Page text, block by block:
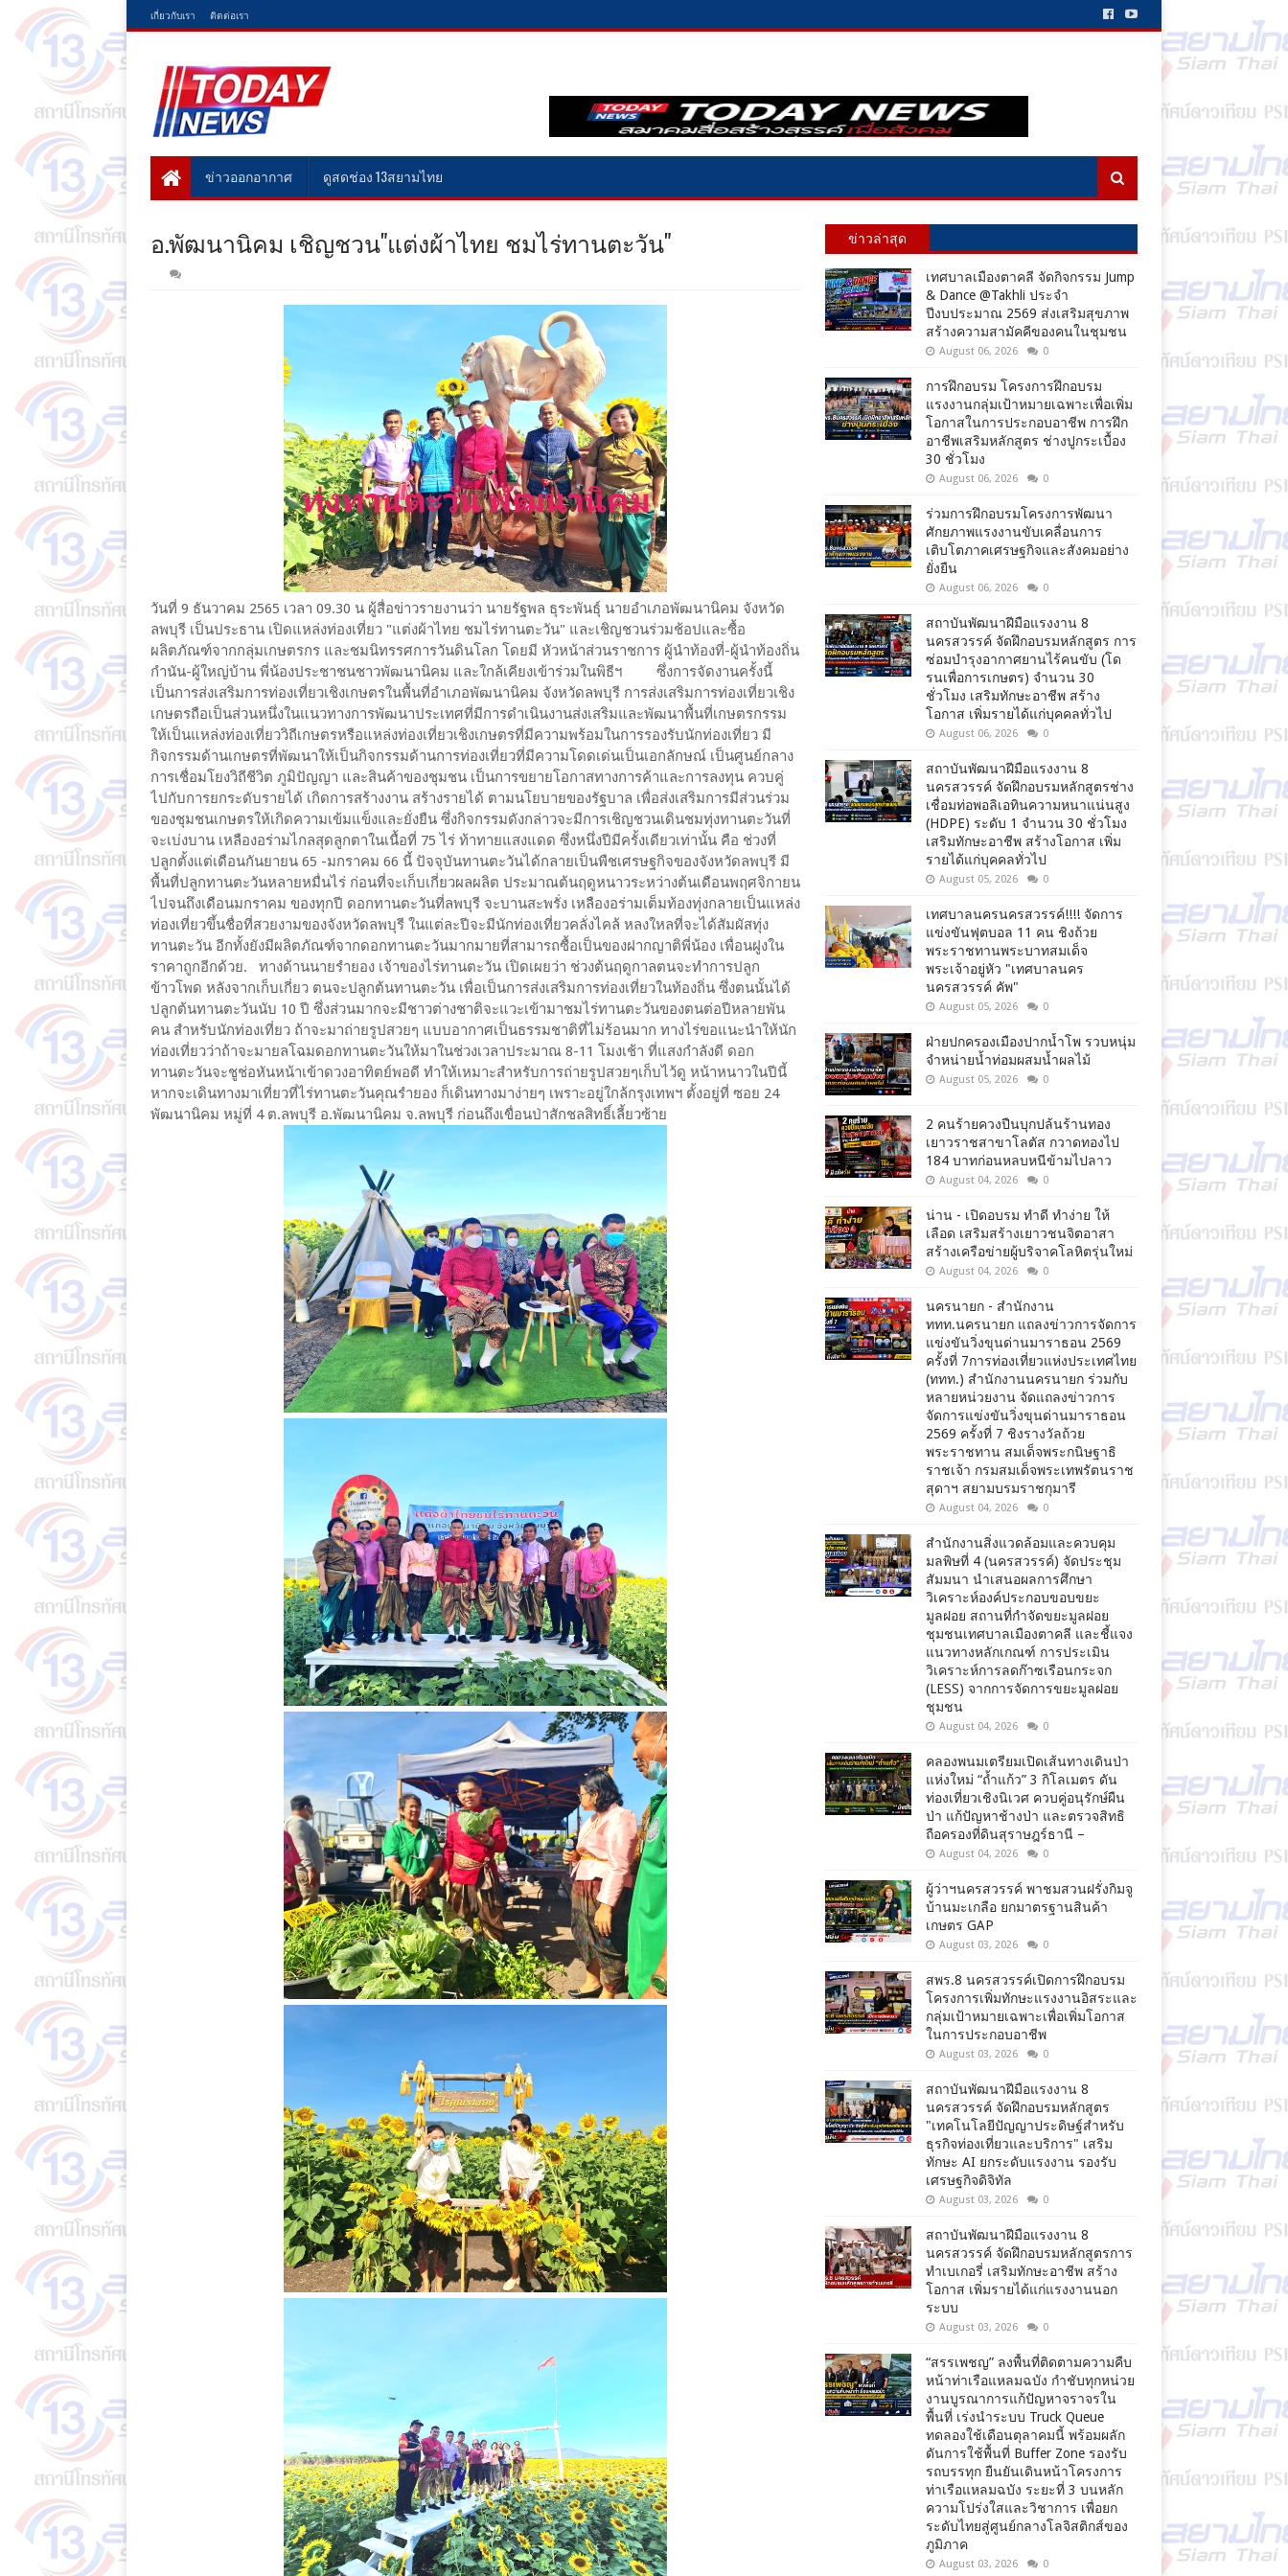
เกี่ยวกับเรา ติดต่อเรา
ข่าวออกอากาศ ดูสดช่อง 13สยามไทย
อ.พัฒนานิคม​ เชิญชวน"แต่งผ้าไทย​ ชมไร่ทานตะวัน"
วันที่ 9 ธันวาคม 2565 เวลา 09.30 น ผู้สื่อข่าวรายงานว่า​ นายรัฐ​พล​ ธุระพันธ์ุ​ นายอำเภอพัฒนานิคม​ จังหวัด
ลพบุรี​ เป็นประธา​น เปิดแหล่งท่องเที่ยว "แต่งผ้าไทย​ ชมไร่ทานตะวัน" และเชิญชวนร่วมช้อปและซื้อ
ผลิตภัณฑ์​จากกลุ่มเกษตรกร​ และชมนิทรรศการ​วันดินโลก โดยมี​ หัวหน้าส่วนราชการ​ ผู้นำท้องที่-ผู้นำท้องถิ่น​
กำนัน-ผู้ใหญ่​บ้าน​ พี่น้องประชาชน​ชาวพัฒนานิคม​ และใกล้เคียงเข้าร่วมในพิธีฯ ซึ่งการจัดงานครั้งนี้
เป็นการส่งเสริมการท่องเที่ยวเชิงเกษตรในพื้นที่อำเภอพัฒนานิคม จังหวัดลพบุรี การส่งเสริมการท่องเที่ยวเชิง
เกษตรถือเป็นส่วนหนึ่งในแนวทางการพัฒนาประเทศที่มีการดำเนินงานส่งเสริมและพัฒนาพื้นที่เกษตรกรรม
ให้เป็นแหล่งท่องเที่ยววิถีเกษตรหรือแหล่งท่องเที่ยวเชิงเกษตรที่มีความพร้อมในการรองรับนักท่องเที่ยว มี
กิจกรรมด้านเกษตรที่พัฒนาให้เป็นกิจกรรมด้านการท่องเที่ยวที่มีความโดดเด่นเป็นเอกลักษณ์ เป็นศูนย์กลาง
การเชื่อมโยงวิถีชีวิต ภูมิปัญญา และสินค้าของชุมชน เป็นการขยายโอกาสทางการค้าและการลงทุน ควบคู่
ไปกับการยกระดับรายได้ เกิดการสร้างงาน สร้างรายได้ ตามนโยบายของรัฐบาล เพื่อส่งเสริมการมีส่วนร่วม
ของชุมชนเกษตรให้เกิดความเข้มแข็งและยั่งยืน ซึ่งกิจกรรมดังกล่าวจะมีการเชิญชวนเดินชมทุ่งทานตะวันที่
จะเบ่งบาน เหลืองอร่ามไกลสุดลูกตาในเนื้อที่​ 75 ไร่​ ท้าทายแสงแดด ซึ่งหนึ่งปีมีครั้งเดียวเท่านั้น คือ ช่วงที่
ปลูกตั้งแต่เดือนกันยายน 65 -มกราคม​ 66 นี้​ ปัจจุบันทานตะวันได้กลายเป็นพืชเศรษฐกิจของจังหวัดลพบุรี มี
พื้นที่ปลูกทานตะวันหลายหมื่นไร่ ก่อนที่จะเก็บเกี่ยวผลผลิต ประมาณต้นฤดูหนาวระหว่างต้นเดือนพฤศจิกายน
ไปจนถึงเดือนมกราคม​ ของทุกปี ดอกทานตะวันที่ลพบุรี จะบานสะพรั่ง เหลืองอร่ามเต็มท้องทุ่งกลายเป็นแหล่ง
ท่องเที่ยวขึ้นชื่อที่สวยงามของจังหวัดลพบุรี ในแต่ละปีจะมีนักท่องเที่ยวคลั่งไคล้ หลงใหลที่จะได้สัมผัสทุ่ง
ทานตะวัน อีกทั้งยังมีผลิตภัณฑ์จากดอกทานตะวันมากมายที่สามารถซื้อเป็นของฝากญาติพี่น้อง เพื่อนฝูงใน
ราคาถูกอีกด้วย. ทางด้านนายรำยอง​ เจ้าของไร่ทานตะวัน​ เปิดเผยว่า ช่วงต้นฤดูกาลตนจะทำการปลูก
ข้าวโพด หลังจากเก็บเกี่ยว ตนจะปลูกต้นทานตะวัน เพื่อเป็นการส่งเสริมการท่องเที่ยวในท้องถิ่น ซึ่งตนนั้นได้
ปลูกต้นทานตะวันนับ 10 ปี ซึ่งส่วนมากจะมีชาวต่างชาติจะแวะเข้ามาชมไร่ทานตะวันของตนต่อปีหลายพัน
คน สำหรับนักท่องเที่ยว ถ้าจะมาถ่ายรูปสวยๆ แบบอากาศเป็นธรรมชาติที่ไม่ร้อนมาก ทางไร่ขอแนะนำให้นัก
ท่องเที่ยวว่าถ้าจะมายลโฉมดอกทานตะวันให้มาในช่วงเวลาประมาณ 8-11 โมงเช้า ที่แสงกำลังดี ดอก
ทานตะวันจะชูช่อหันหน้าเข้าดวงอาทิตย์พอดี ทำให้เหมาะสำหรับการถ่ายรูปสวยๆเก็บไว้ดู หน้าหนาวในปีนี้
หากจะเดินทางมาเที่ยวที่ไร่ทานตะวันคุณรำยอง ก็เดินทางมาง่ายๆ เพราะอยู่ใกล้กรุงเทพฯ ตั้งอยู่ที่​ ซอย​ 24
พัฒนานิคม หมู่ที่ 4 ต.ลพบุรี​ อ.พัฒนานิคม จ.ลพบุรี ก่อนถึงเขื่อนป่าสักชลสิทธิ์เลี้ยวซ้าย
ข่าวล่าสุด
เทศบาลเมืองตาคลี จัดกิจกรรม Jump
& Dance @Takhli ประจำ
ปีงบประมาณ 2569 ส่งเสริมสุขภาพ
สร้างความสามัคคีของคนในชุมชน
August 06, 2026 0
การฝึกอบรม โครงการฝึกอบรม
แรงงานกลุ่มเป้าหมายเฉพาะเพื่อเพิ่ม
โอกาสในการประกอบอาชีพ การฝึก
อาชีพเสริมหลักสูตร ช่างปูกระเบื้อง
30 ชั่วโมง
August 06, 2026 0
ร่วมการฝึกอบรมโครงการพัฒนา
ศักยภาพแรงงานขับเคลื่อนการ
เติบโตภาคเศรษฐกิจและสังคมอย่าง
ยั่งยืน
August 06, 2026 0
สถาบันพัฒนาฝีมือแรงงาน 8
นครสวรรค์ จัดฝึกอบรมหลักสูตร การ
ซ่อมบำรุงอากาศยานไร้คนขับ (โด
รนเพื่อการเกษตร) จำนวน 30
ชั่วโมง เสริมทักษะอาชีพ สร้าง
โอกาส เพิ่มรายได้แก่บุคคลทั่วไป
August 06, 2026 0
สถาบันพัฒนาฝีมือแรงงาน 8
นครสวรรค์ จัดฝึกอบรมหลักสูตรช่าง
เชื่อมท่อพอลิเอทินความหนาแน่นสูง
(HDPE) ระดับ 1 จำนวน 30 ชั่วโมง
เสริมทักษะอาชีพ สร้างโอกาส เพิ่ม
รายได้แก่บุคคลทั่วไป
August 05, 2026 0
เทศบาลนครนครสวรรค์!!!! จัดการ
แข่งขันฟุตบอล 11 คน ชิงถ้วย
พระราชทานพระบาทสมเด็จ
พระเจ้าอยู่หัว "เทศบาลนคร
นครสวรรค์ คัพ"
August 05, 2026 0
ฝ่ายปกครองเมืองปากน้ำโพ รวบหนุ่ม
จำหน่ายน้ำท่อมผสมน้ำผลไม้
August 05, 2026 0
2 คนร้ายควงปืนบุกปล้นร้านทอง
เยาวราชสาขาโลตัส กวาดทองไป
184 บาทก่อนหลบหนีข้ามไปลาว
August 04, 2026 0
น่าน - เปิดอบรม ทำดี ทำง่าย ให้
เลือด เสริมสร้างเยาวชนจิตอาสา
สร้างเครือข่ายผู้บริจาคโลหิตรุ่นใหม่
August 04, 2026 0
นครนายก - สำนักงาน
ททท.นครนายก แถลงข่าวการจัดการ
แข่งขันวิ่งขุนด่านมาราธอน 2569
ครั้งที่ 7การท่องเที่ยวแห่งประเทศไทย
(ททท.) สำนักงานนครนายก ร่วมกับ
หลายหน่วยงาน จัดแถลงข่าวการ
จัดการแข่งขันวิ่งขุนด่านมาราธอน
2569 ครั้งที่ 7 ชิงรางวัลถ้วย
พระราชทาน สมเด็จพระกนิษฐาธิ
ราชเจ้า กรมสมเด็จพระเทพรัตนราช
สุดาฯ สยามบรมราชกุมารี
August 04, 2026 0
สำนักงานสิ่งแวดล้อมและควบคุม
มลพิษที่ 4 (นครสวรรค์) จัดประชุม
สัมมนา นำเสนอผลการศึกษา
วิเคราะห์องค์ประกอบขอบขยะ
มูลฝอย สถานที่กำจัดขยะมูลฝอย
ชุมชนเทศบาลเมืองตาคลี และชี้แจง
แนวทางหลักเกณฑ์ การประเมิน
วิเคราะห์การลดก๊าซเรือนกระจก
(LESS) จากการจัดการขยะมูลฝอย
ชุมชน
August 04, 2026 0
คลองพนมเตรียมเปิดเส้นทางเดินป่า
แห่งใหม่ “ถ้ำแก้ว” 3 กิโลเมตร ดัน
ท่องเที่ยวเชิงนิเวศ ควบคู่อนุรักษ์ผืน
ป่า แก้ปัญหาช้างป่า และตรวจสิทธิ
ถือครองที่ดินสุราษฎร์ธานี –
August 04, 2026 0
ผู้ว่าฯนครสวรรค์ พาชมสวนฝรั่งกิมจู
บ้านมะเกลือ ยกมาตรฐานสินค้า
เกษตร GAP
August 03, 2026 0
สพร.8 นครสวรรค์เปิดการฝึกอบรม
โครงการเพิ่มทักษะแรงงานอิสระและ
กลุ่มเป้าหมายเฉพาะเพื่อเพิ่มโอกาส
ในการประกอบอาชีพ
August 03, 2026 0
สถาบันพัฒนาฝีมือแรงงาน 8
นครสวรรค์ จัดฝึกอบรมหลักสูตร
"เทคโนโลยีปัญญาประดิษฐ์สำหรับ
ธุรกิจท่องเที่ยวและบริการ" เสริม
ทักษะ AI ยกระดับแรงงาน รองรับ
เศรษฐกิจดิจิทัล
August 03, 2026 0
สถาบันพัฒนาฝีมือแรงงาน 8
นครสวรรค์ จัดฝึกอบรมหลักสูตรการ
ทำเบเกอรี่ เสริมทักษะอาชีพ สร้าง
โอกาส เพิ่มรายได้แก่แรงงานนอก
ระบบ
August 03, 2026 0
“สรรเพชญ” ลงพื้นที่ติดตามความคืบ
หน้าท่าเรือแหลมฉบัง กำชับทุกหน่วย
งานบูรณาการแก้ปัญหาจราจรใน
พื้นที่ เร่งนำระบบ Truck Queue
ทดลองใช้เดือนตุลาคมนี้ พร้อมผลัก
ดันการใช้พื้นที่ Buffer Zone รองรับ
รถบรรทุก ยืนยันเดินหน้าโครงการ
ท่าเรือแหลมฉบัง ระยะที่ 3 บนหลัก
ความโปร่งใสและวิชาการ เพื่อยก
ระดับไทยสู่ศูนย์กลางโลจิสติกส์ของ
ภูมิภาค
August 03, 2026 0